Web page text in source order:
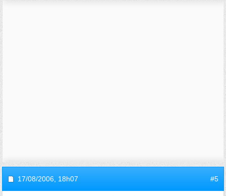
17/08/2006, 18h07 #5